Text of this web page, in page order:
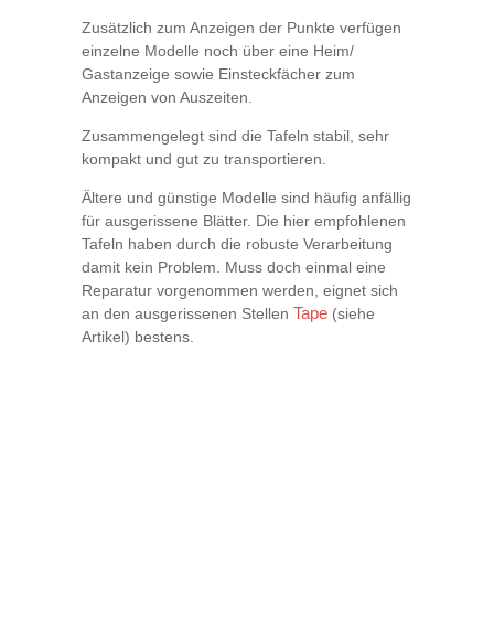
Zusätzlich zum Anzeigen der Punkte verfügen
einzelne Modelle noch über eine Heim/
Gastanzeige sowie Einsteckfächer zum
Anzeigen von Auszeiten.
Zusammengelegt sind die Tafeln stabil, sehr
kompakt und gut zu transportieren.
Ältere und günstige Modelle sind häufig anfällig
für ausgerissene Blätter. Die hier empfohlenen
Tafeln haben durch die robuste Verarbeitung
damit kein Problem. Muss doch einmal eine
Reparatur vorgenommen werden, eignet sich
an den ausgerissenen Stellen Tape (siehe
Artikel) bestens.